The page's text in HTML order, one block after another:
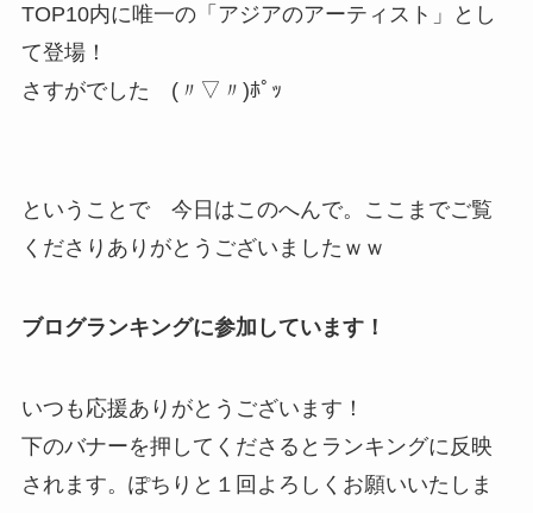
TOP10内に唯一の「アジアのアーティスト」とし
て登場！
さすがでした (〃▽〃)ﾎﾟｯ
ということで 今日はこのへんで。ここまでご覧
くださりありがとうございましたｗｗ
ブログランキングに参加しています！
いつも応援ありがとうございます！
下のバナーを押してくださるとランキングに反映
されます。ぽちりと１回よろしくお願いいたしま